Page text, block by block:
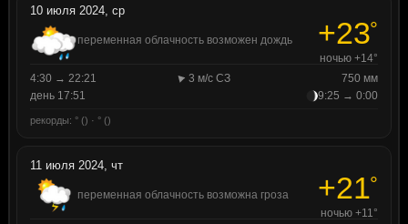
10 июля 2024, ср
переменная облачность возможен дождь +23°
ночью +14°
4:30 → 22:21
3 м/с СЗ
750 мм
день 17:51
9:25 → 0:00
рекорды: ° () · ° ()
11 июля 2024, чт
переменная облачность возможна гроза +21°
ночью +11°